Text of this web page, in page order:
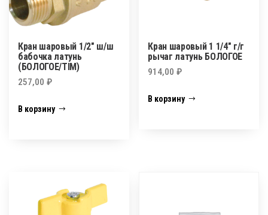
Кран шаровый 1/2″ ш/ш
бабочка латунь
(БОЛОГОЕ/TIM)
257,00 ₽
В корзину
Кран шаровый 1 1/4″ г/г
рычаг латунь БОЛОГОЕ
914,00₽
В корзину